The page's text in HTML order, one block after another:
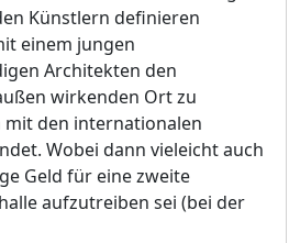
Künstlern definieren
einem jungen
Architekten den
wirkenden Ort zu
mit den internationalen
Wobei dann vieleicht auch
Geld für eine zweite
aufzutreiben sei (bei der